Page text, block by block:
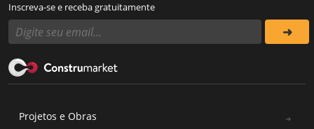
Inscreva-se e receba gratuitamente
Projetos e Obras